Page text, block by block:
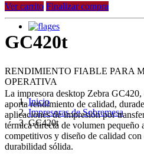
Ver carrito Finalizar compra
es
GC420t
RENDIMIENTO FIABLE PARA
OPERATIVA
Inicio
Impresoras de Sobremesa
GC420t
La impresora desktop Zebra
aporta rendimiento de calidad,
aplicaciones de impresión por
térmica directa de volumen pequeño
competitivos y diseño de calidad
durabilidad sólida.